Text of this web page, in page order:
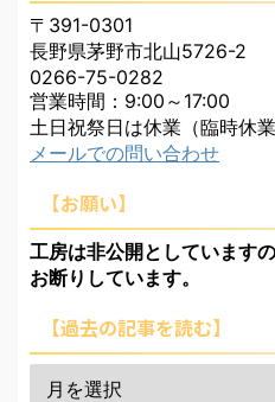
〒391-0301
長野県茅野市北山5726-2
0266-75-0282
営業時間：9:00～17:00
土日祝祭日は休業（臨時休業
メールでの問い合わせ
【お願い】
工房は非公開としています
お断りしています。
【過去の記事を読む】